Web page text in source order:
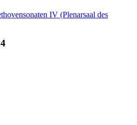
IV (Plenarsaal des